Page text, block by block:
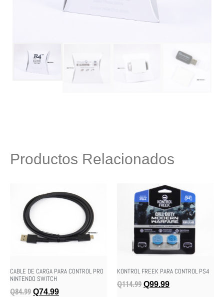
Productos Relacionados
CABLE DE CARGA PARA CONTROL PRO
NINTENDO SWITCH
Q84.99 Q74.99
KONTROL FREEK PARA CONTROL PS4
Q114.99 Q99.99